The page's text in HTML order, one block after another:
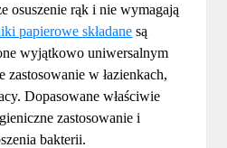
osuszenie rąk i nie wymagają
papierowe składane są
wyjątkowo uniwersalnym
w łazienkach,
Dopasowane właściwie
zastosowanie i
bakterii.